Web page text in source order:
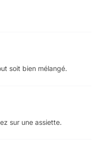
soit bien mélangé.
sur une assiette.